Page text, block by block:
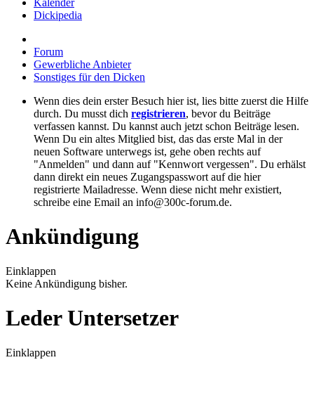
Kalender
Dickipedia
Forum
Gewerbliche Anbieter
Sonstiges für den Dicken
Wenn dies dein erster Besuch hier ist, lies bitte zuerst die Hilfe
durch. Du musst dich registrieren, bevor du Beiträge
verfassen kannst. Du kannst auch jetzt schon Beiträge lesen.
Wenn Du ein altes Mitglied bist, das das erste Mal in der
neuen Software unterwegs ist, gehe oben rechts auf
"Anmelden" und dann auf "Kennwort vergessen". Du erhälst
dann direkt ein neues Zugangspasswort auf die hier
registrierte Mailadresse. Wenn diese nicht mehr existiert,
schreibe eine Email an info@300c-forum.de.
Ankündigung
Einklappen
Keine Ankündigung bisher.
Leder Untersetzer
Einklappen